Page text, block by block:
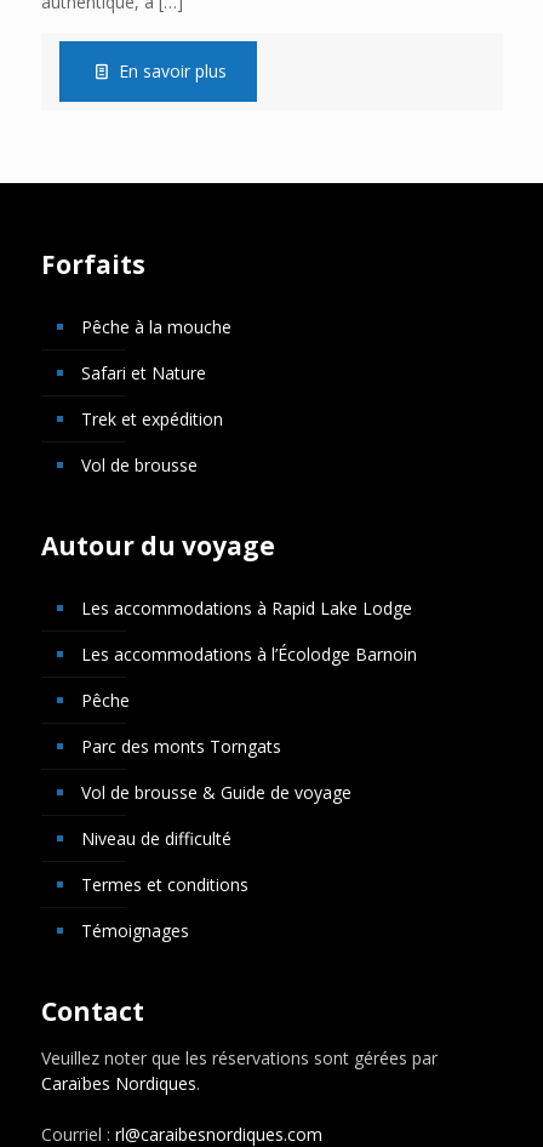
En savoir plus
Forfaits
Pêche à la mouche
Safari et Nature
Trek et expédition
Vol de brousse
Autour du voyage
Les accommodations à Rapid Lake Lodge
Les accommodations à l’Écolodge Barnoin
Pêche
Parc des monts Torngats
Vol de brousse & Guide de voyage
Niveau de difficulté
Termes et conditions
Témoignages
Contact
Veuillez noter que les réservations sont gérées par
Caraïbes Nordiques.
Courriel : rl@caraibesnordiques.com